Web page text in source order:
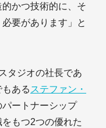
かつ技術的に、そ
要があります」と
タジオの社長であ
ある ステファン・
ートナーシップ
もつ2つの優れた